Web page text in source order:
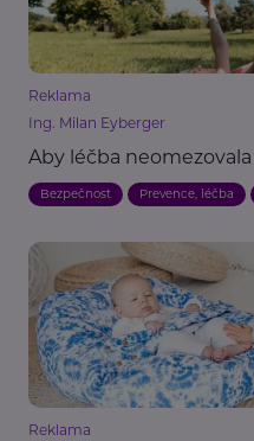
Reklama
Ing. Milan Eyberger
Aby léčba
Bezpečnost Prevence, léčba
Reklama